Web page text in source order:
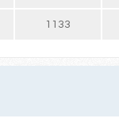
1133